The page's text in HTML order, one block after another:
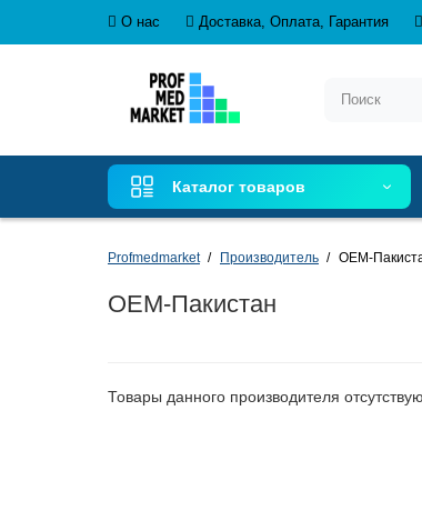
О нас Доставка, Оплата, Гарантия
Каталог товаров
Profmedmarket Производитель OEM-
OEM-Пакистан
Товары данного производителя